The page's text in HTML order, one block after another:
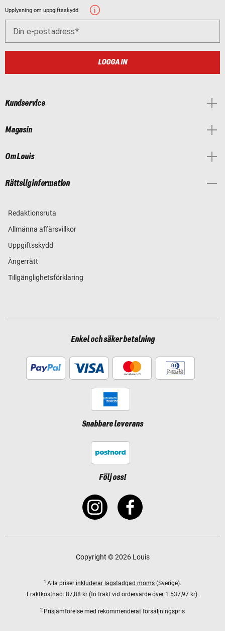
Upplysning om uppgiftsskydd
Din e-postadress
LOGGA IN
Kundservice
Magasin
Om Louis
Rättslig information
Redaktionsruta
Allmänna affärsvillkor
Uppgiftsskydd
Ångerrätt
Tillgänglighetsförklaring
Enkel och säker betalning
Snabbare leverans
Följ oss!
Copyright © 2026 Louis
1 Alla priser inkluderar lagstadgad moms (Sverige).
Fraktkostnad: 87,88 kr (fri frakt vid ordervärde över 1 537,97 kr).
2 Prisjämförelse med rekommenderat försäljningspris